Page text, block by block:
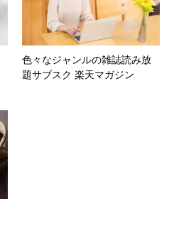
色々なジャンルの雑誌読み放
題サブスク 楽天マガジン